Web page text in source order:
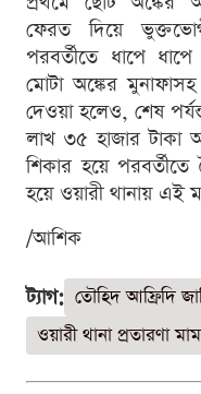
ফেরত দিয়ে
পরবর্তীতে ধাপে
মোটা অঙ্কের
দেওয়া হলেও, শেষ
লাখ ৩৫ হাজার টাকা
শিকার হয়ে
হয়ে ওয়ারী থানায় এই
/আশিক
ট্যাগ: তৌহিদ আফ্রিদি
ওয়ারী থানা প্রতারণা